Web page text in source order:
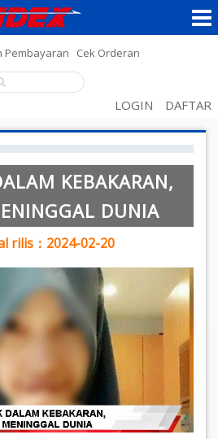
Pembayaran Cek Orderan
LOGIN DAFTAR
KEBAKARAN,
DUNIA
rilis：2024-02-20